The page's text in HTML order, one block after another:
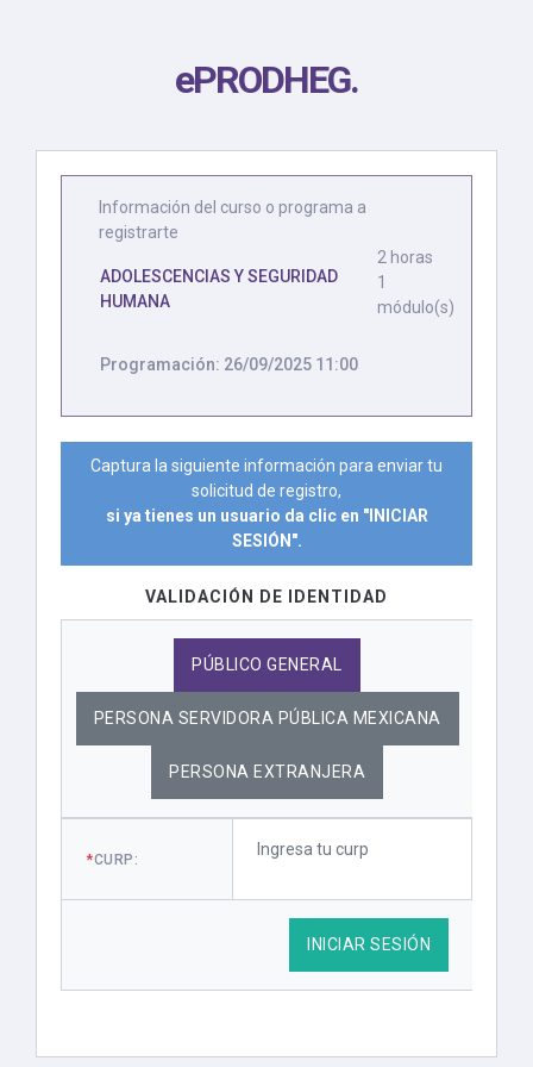
ePRODHEG.
Información del curso o programa a
registrarte
ADOLESCENCIAS Y SEGURIDAD
HUMANA
2 horas
1
módulo(s)
Programación: 26/09/2025 11:00
Captura la siguiente información para enviar tu
solicitud de registro,
si ya tienes un usuario da clic en "INICIAR
SESIÓN".
VALIDACIÓN DE IDENTIDAD
PÚBLICO GENERAL
PERSONA SERVIDORA PÚBLICA MEXICANA
PERSONA EXTRANJERA
*CURP:
INICIAR SESIÓN